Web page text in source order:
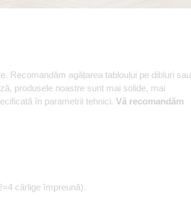
Recomandăm agățarea tabloului pe dibluri sau
produsele noastre sunt mai solide, mai
în parametrii tehnici. Vă recomandăm
cârlige împreună).